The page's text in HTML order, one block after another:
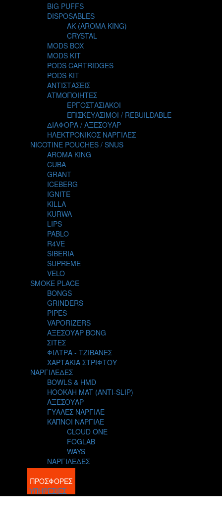
NUBO
OMERTA LIQUIDS
OPMH PROJECT
S-ELF JUICE
SADBOY
SCANDAL
SECRET FOREST
STEAM CITY LIQUIDS
STEAM TRAIN
STEAMPUNK
TALES
TATTOO
THE ALCHEMIST
THE SMOKER'S CLUB
TIKI MAHU
TWIST
VGOD
WILD ZOO
YETI
BIG PUFFS
DISPOSABLES
AK (AROMA KING)
CRYSTAL
MODS BOX
MODS KIT
PODS CARTRIDGES
PODS KIT
ΑΝΤΙΣΤΑΣΕΙΣ
ΑΤΜΟΠΟΙΗΤΕΣ
ΕΡΓΟΣΤΑΣΙΑΚΟΙ
ΕΠΙΣΚΕΥΑΣΙΜΟΙ / REBUILDABLE
ΔΙΑΦΟΡΑ / ΑΞΕΣΟΥΑΡ
ΗΛΕΚΤΡΟΝΙΚΟΣ ΝΑΡΓΙΛΕΣ
NICOTINE POUCHES / SNUS
AROMA KING
CUBA
GRANT
ICEBERG
IGNITE
KILLA
KURWA
LIPS
PABLO
R4VE
SIBERIA
SUPREME
VELO
SMOKE PLACE
BONGS
GRINDERS
PIPES
VAPORIZERS
ΑΞΕΣΟΥΑΡ BONG
ΣΙΤΕΣ
ΦΙΛΤΡΑ - ΤΖΙΒΑΝΕΣ
ΧΑΡΤΑΚΙΑ ΣΤΡΙΦΤΟΥ
ΝΑΡΓΙΛΕΔΕΣ
BOWLS & HMD
HOOKAH MAT (ANTI-SLIP)
ΑΞΕΣΟΥΑΡ
ΓΥΑΛΕΣ ΝΑΡΓΙΛΕ
ΚΑΠΝΟΙ ΝΑΡΓΙΛΕ
CLOUD ONE
FOGLAB
WAYS
ΝΑΡΓΙΛΕΔΕΣ
BLOG
ΠΡΟΣΦΟΡΕΣ
ΥΠΗΡΕΣΙΕΣ